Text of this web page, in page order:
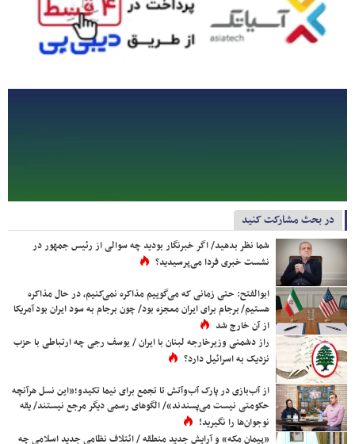
در بحث مشارکت کنید
شما نظر بدهید/ اگر خبرنگار بودید چه سوالی از رئیس جمهور در
نشست خبری فردا می‌پرسیدید؟
ابوالفتح: حتی زمانی که می‌گوییم مذاکره نمی‌کنیم، در حال مذاکره
هستیم/ برجام برای ایران معجزه بود/ چون برجام به سود ایران بود آمریکا
از آن خارج شد
راز دشمنی وزیرخارجه لبنان با ایران / یوسف رجی چه ارتباطی با حزب
نزدیک به اسرائیل دارد؟
از آب‌بازی در پارک آب‌وآتش تا تجمع برای نیما تکیدو؛«این نسل هرآنچه
حکومتی نیست می‌پسندند»/ الگوهای رسمی دیگر مرجع نیستند/ یقه
نوجوان‌ها را نگیرید!
«پیمان مکه» و آرایش جدید منطقه / ائتلاف نظامی جدید اسلامی چه